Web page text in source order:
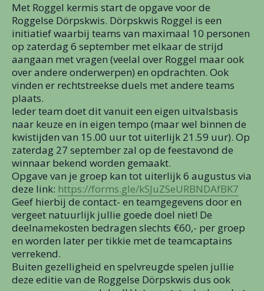
Met Roggel kermis start de opgave voor de
Roggelse Dörpskwis. Dörpskwis Roggel is een
initiatief waarbij teams van maximaal 10 personen
op zaterdag 6 september met elkaar de strijd
aangaan met vragen (veelal over Roggel maar ook
over andere onderwerpen) en opdrachten. Ook
vinden er rechtstreekse duels met andere teams
plaats.
Ieder team doet dit vanuit een eigen uitvalsbasis
naar keuze en in eigen tempo (maar wel binnen de
kwistijden van 15.00 uur tot uiterlijk 21.59 uur). Op
zaterdag 27 september zal op de feestavond de
winnaar bekend worden gemaakt.
Opgave van je groep kan tot uiterlijk 6 augustus via
deze link: https://forms.gle/kSJuZSeURBNDAfBK7
Geef hierbij de contact- en teamgegevens door en
vergeet natuurlijk jullie goede doel niet! De
deelnamekosten bedragen slechts €60,- per groep
en worden later per tikkie met de teamcaptains
verrekend.
Buiten gezelligheid en spelvreugde spelen jullie
deze editie van de Roggelse Dörpskwis dus ook